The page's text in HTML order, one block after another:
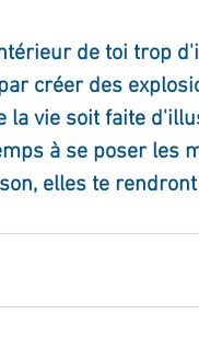
de toi trop
créer des
la vie soit faite
à se poser les
elles te